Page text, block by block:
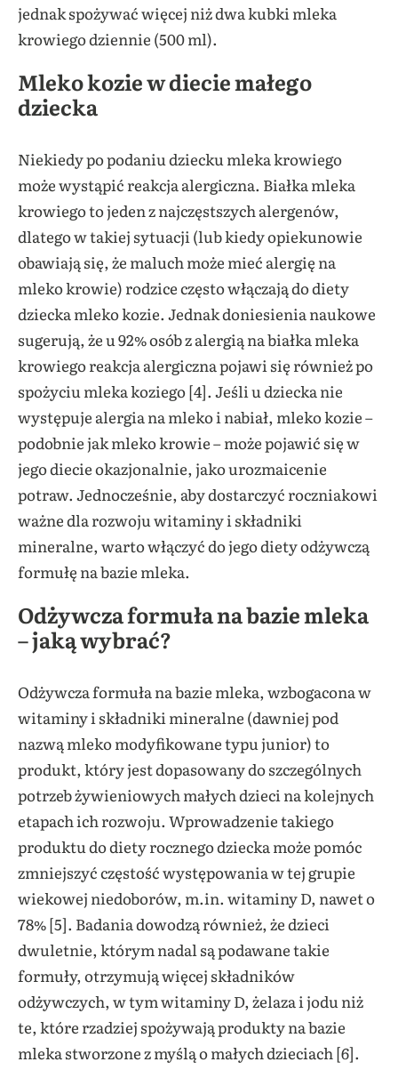
jednak spożywać więcej niż dwa kubki mleka
krowiego dziennie (500 ml).
Mleko kozie w diecie małego
dziecka
Niekiedy po podaniu dziecku mleka krowiego
może wystąpić reakcja alergiczna. Białka mleka
krowiego to jeden z najczęstszych alergenów,
dlatego w takiej sytuacji (lub kiedy opiekunowie
obawiają się, że maluch może mieć alergię na
mleko krowie) rodzice często włączają do diety
dziecka mleko kozie. Jednak doniesienia naukowe
sugerują, że u 92% osób z alergią na białka mleka
krowiego reakcja alergiczna pojawi się również po
spożyciu mleka koziego [4]. Jeśli u dziecka nie
występuje alergia na mleko i nabiał, mleko kozie –
podobnie jak mleko krowie – może pojawić się w
jego diecie okazjonalnie, jako urozmaicenie
potraw. Jednocześnie, aby dostarczyć roczniakowi
ważne dla rozwoju witaminy i składniki
mineralne, warto włączyć do jego diety odżywczą
formułę na bazie mleka.
Odżywcza formuła na bazie mleka
– jaką wybrać?
Odżywcza formuła na bazie mleka, wzbogacona w
witaminy i składniki mineralne (dawniej pod
nazwą mleko modyfikowane typu junior) to
produkt, który jest dopasowany do szczególnych
potrzeb żywieniowych małych dzieci na kolejnych
etapach ich rozwoju. Wprowadzenie takiego
produktu do diety rocznego dziecka może pomóc
zmniejszyć częstość występowania w tej grupie
wiekowej niedoborów, m.in. witaminy D, nawet o
78% [5]. Badania dowodzą również, że dzieci
dwuletnie, którym nadal są podawane takie
formuły, otrzymują więcej składników
odżywczych, w tym witaminy D, żelaza i jodu niż
te, które rzadziej spożywają produkty na bazie
mleka stworzone z myślą o małych dzieciach [6].